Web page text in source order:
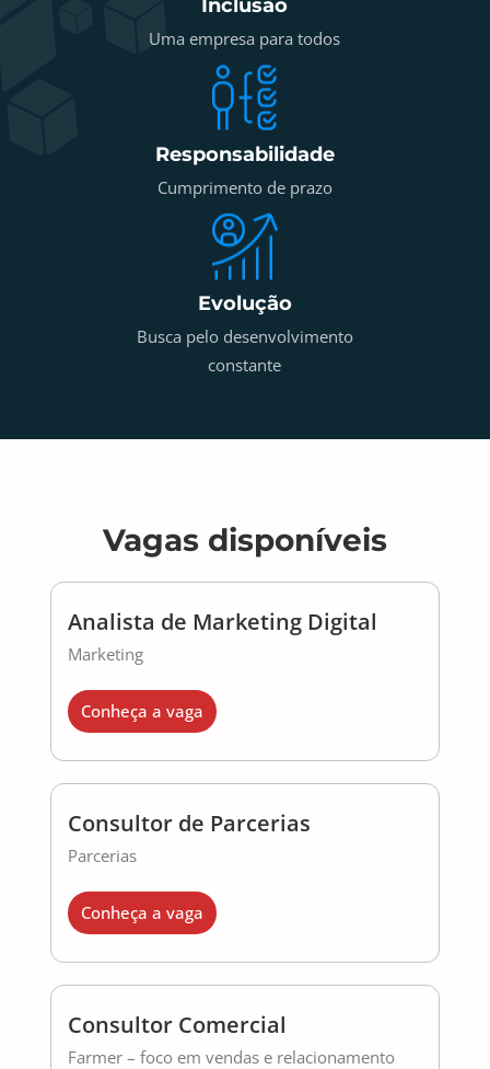
Inclusão
Uma empresa para todos
Responsabilidade
Cumprimento de prazo
Evolução
Busca pelo desenvolvimento
constante
Vagas disponíveis
Analista de Marketing Digital
Marketing
Conheça a vaga
Consultor de Parcerias
Parcerias
Conheça a vaga
Consultor Comercial
Farmer – foco em vendas e relacionamento